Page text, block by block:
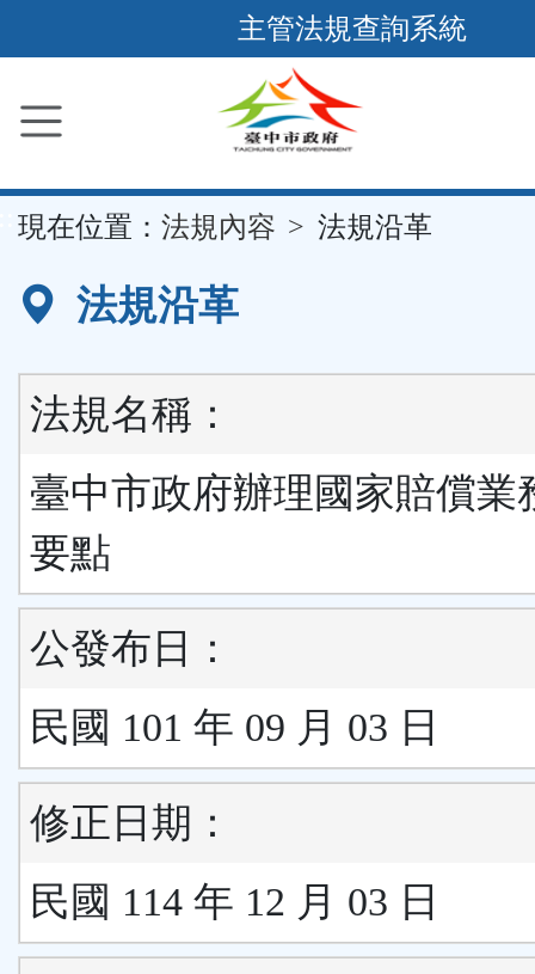
到
要
容
區
主管法規查詢系統
現在位置： 法規內容 法規沿革
法規沿革
法規名稱：
臺中市政府辦理國家賠償業
要點
公發布日：
民國 101 年 09 月 03 日
修正日期：
民國 114 年 12 月 03 日